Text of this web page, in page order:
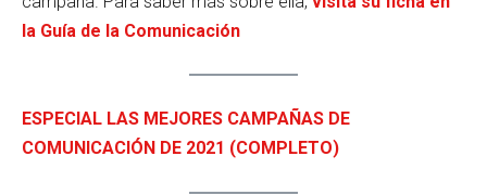
la Guía de la Comunicación
ESPECIAL LAS MEJORES CAMPAÑAS DE
COMUNICACIÓN DE 2021 (COMPLETO)